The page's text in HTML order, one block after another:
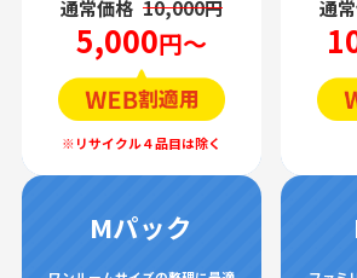
通常価格 10,000円
5,000円～
通
Mパック